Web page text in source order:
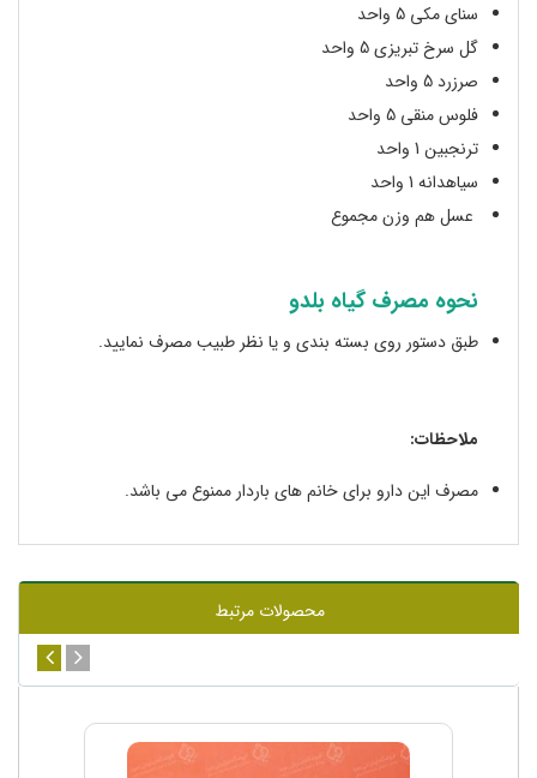
سنای مکی 5 واحد
گل سرخ تبریزی 5 واحد
صرزرد 5 واحد
فلوس منقی 5 واحد
ترنجبین 1 واحد
سیاهدانه 1 واحد
عسل هم وزن مجموع
نحوه مصرف گیاه بلدو
طبق دستور روی بسته بندی و یا نظر طبیب مصرف نمایید.
ملاحظات:
مصرف این دارو برای خانم های باردار ممنوع می باشد.
محصولات مرتبط